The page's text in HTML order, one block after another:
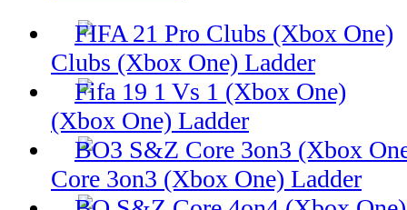
Clubs (Xbox One) Ladder
(Xbox One) Ladder
Core 3on3 (Xbox One) Ladder